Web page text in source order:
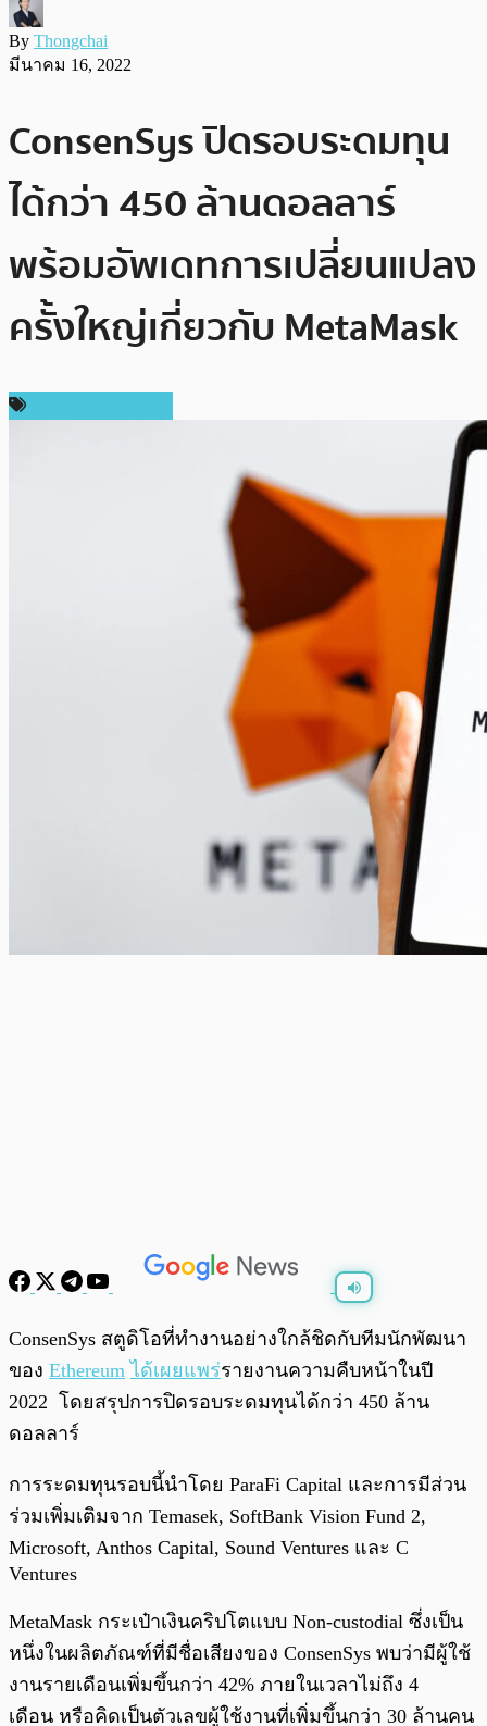
By Thongchai
มีนาคม 16, 2022
ConsenSys ปิดรอบระดมทุน
ได้กว่า 450 ล้านดอลลาร์
พร้อมอัพเดทการเปลี่ยนแปลง
ครั้งใหญ่เกี่ยวกับ MetaMask
0:00/ 0:00
ConsenSys สตูดิโอที่ทำงานอย่างใกล้ชิดกับทีมนักพัฒนา
ของ Ethereum ได้เผยแพร่รายงานความคืบหน้าในปี
2022 โดยสรุปการปิดรอบระดมทุนได้กว่า 450 ล้าน
ดอลลาร์
การระดมทุนรอบนี้นำโดย ParaFi Capital และการมีส่วน
ร่วมเพิ่มเติมจาก Temasek, SoftBank Vision Fund 2,
Microsoft, Anthos Capital, Sound Ventures และ C
Ventures
MetaMask กระเป๋าเงินคริปโตแบบ Non-custodial ซึ่งเป็น
หนึ่งในผลิตภัณฑ์ที่มีชื่อเสียงของ ConsenSys พบว่ามีผู้ใช้
งานรายเดือนเพิ่มขึ้นกว่า 42% ภายในเวลาไม่ถึง 4
เดือน หรือคิดเป็นตัวเลขผู้ใช้งานที่เพิ่มขึ้นกว่า 30 ล้านคน